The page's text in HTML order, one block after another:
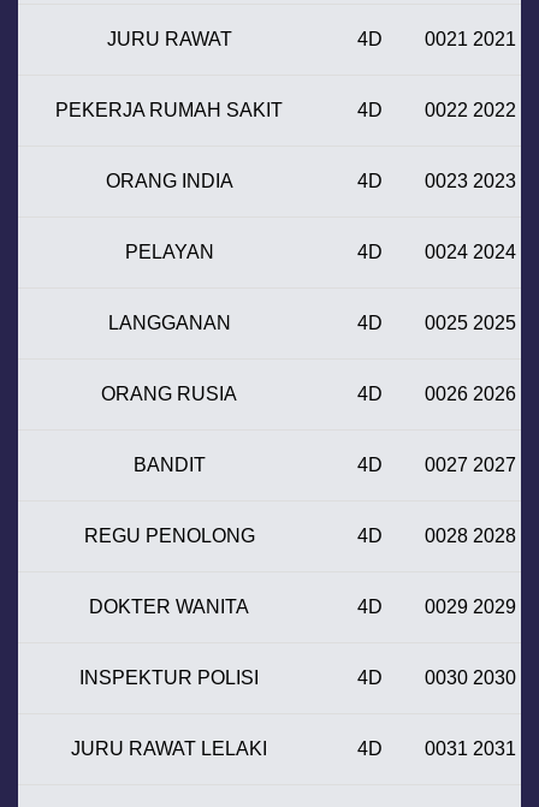
JURU RAWAT 4D 0021 2021
PEKERJA RUMAH SAKIT 4D 0022 2022
ORANG INDIA 4D 0023 2023
PELAYAN 4D 0024 2024
LANGGANAN 4D 0025 2025
ORANG RUSIA 4D 0026 2026
BANDIT 4D 0027 2027
REGU PENOLONG 4D 0028 2028
DOKTER WANITA 4D 0029 2029
INSPEKTUR POLISI 4D 0030 2030
JURU RAWAT LELAKI 4D 0031 2031